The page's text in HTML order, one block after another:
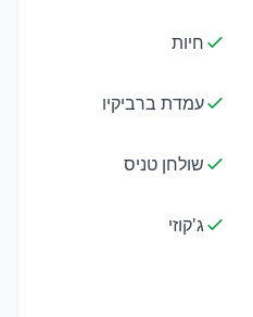
חיות
עמדת ברביקיו
שולחן טניס
ג'קוזי